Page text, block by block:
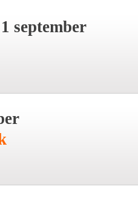
september